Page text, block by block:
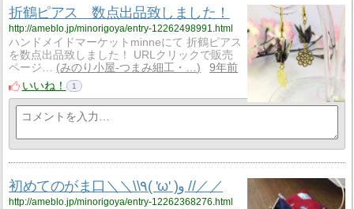
折鶴ピアス 数点出品致しました！
http://ameblo.jp/minorigoya/entry-12262498991.html
ハンドメイドマーケットminneにて 折鶴ピアス
を数点出品致しました！ URLクリックで販売
ページ…
みのり小屋-つまみ細工・…
9年前
いいね！
1
初めてのがま口＼＼\\٩( 'ω' )و //／／
http://ameblo.jp/minorigoya/entry-12262368276.html